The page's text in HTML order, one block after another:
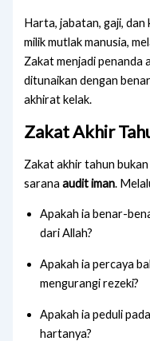
Harta, jabatan, gaji,
milik mutlak manusia,
Zakat menjadi penanda
ditunaikan dengan
akhirat kelak.
Zakat Akhir
Zakat akhir tahun
saranaaudit iman.
Apakah ia benar-
dari Allah?
Apakah ia percaya
mengurangi rezeki?
Apakah ia peduli
hartanya?